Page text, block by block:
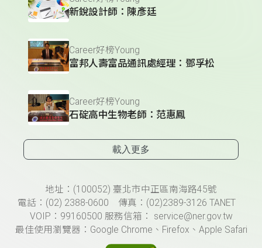
新銳設計師：陳彥廷
Career好榜Young
富邦人壽富品通訊處經理：鄧孚松
Career好榜Young
石碇高中生物老師：范惠鳳
載入更多
頁尾資訊地址：(100052) 臺北市中正區南海路45號
電話：(02) 2388-0600 傳真：(02)2389-3126 TANET
VOIP：99160500 服務信箱： service@ner.gov.tw
最佳使用瀏覽器：Google Chrome、Firefox、Apple Safari